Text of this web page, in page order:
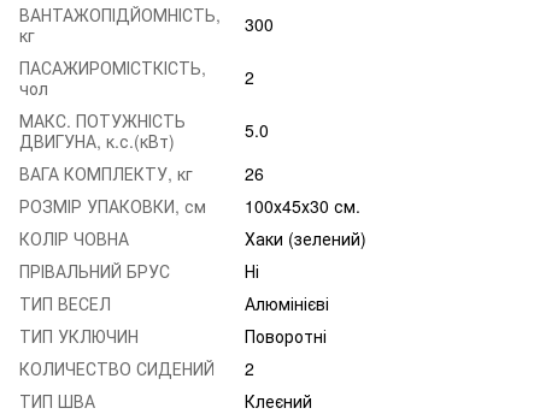
ВАНТАЖОПІДЙОМНІСТЬ,
кг
300
ПАСАЖИРОМІСТКІСТЬ,
чол
2
МАКС. ПОТУЖНІСТЬ
ДВИГУНА, к.с.(кВт)
5.0
ВАГА КОМПЛЕКТУ, кг
26
РОЗМІР УПАКОВКИ, см
100х45х30 см.
КОЛІР ЧОВНА
Хаки (зелений)
ПРІВАЛЬНИЙ БРУС
Ні
ТИП ВЕСЕЛ
Алюмінієві
ТИП УКЛЮЧИН
Поворотні
КОЛИЧЕСТВО СИДЕНИЙ
2
ТИП ШВА
Клеєний